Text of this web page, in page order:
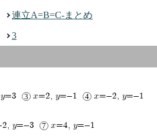
連立A=B=C-まとめ
3
x=2, y=-1 x=-2, y=-1
y=-3 x=4, y=-1